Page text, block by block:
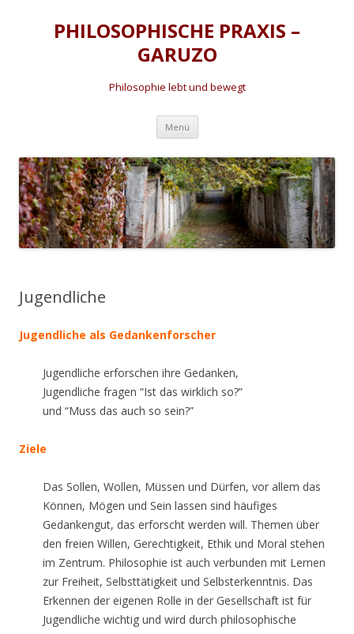
PHILOSOPHISCHE PRAXIS –
GARUZO
Philosophie lebt und bewegt
Menü Zum
springen
Jugendliche
Jugendliche als Gedankenforscher
Jugendliche erforschen ihre Gedanken,
Jugendliche fragen “Ist das wirklich so?”
und “Muss das auch so sein?”
Ziele
Das Sollen, Wollen, Müssen und Dürfen, vor allem das
Können, Mögen und Sein lassen sind häufiges
Gedankengut, das erforscht werden will. Themen über
den freien Willen, Gerechtigkeit, Ethik und Moral stehen
im Zentrum. Philosophie ist auch verbunden mit Lernen
zur Freiheit, Selbsttätigkeit und Selbsterkenntnis. Das
Erkennen der eigenen Rolle in der Gesellschaft ist für
Jugendliche wichtig und wird durch philosophische